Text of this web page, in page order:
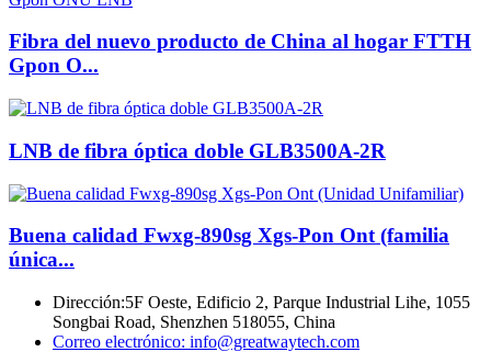
Fibra del nuevo producto de China al hogar FTTH
Gpon O...
LNB de fibra óptica doble GLB3500A-2R
Buena calidad Fwxg-890sg Xgs-Pon Ont (familia
única...
Dirección:5F Oeste, Edificio 2, Parque Industrial Lihe, 1055
Songbai Road, Shenzhen 518055, China
Correo electrónico: info@greatwaytech.com